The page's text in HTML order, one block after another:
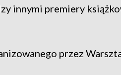
innymi premiery
przez